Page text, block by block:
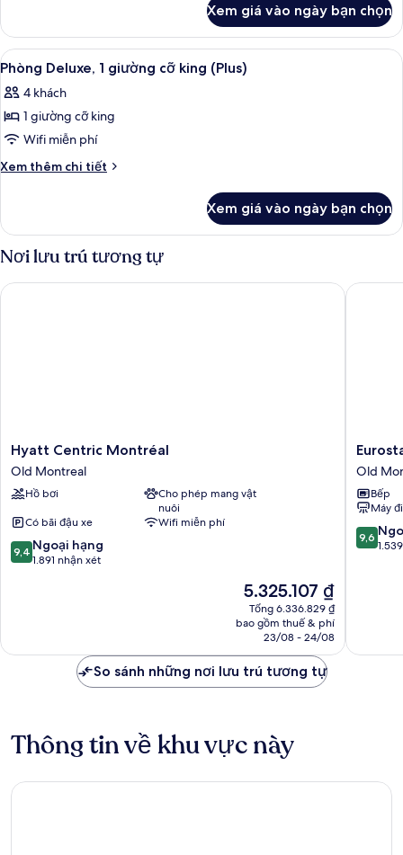
cỡ
king
Phòng
Deluxe,
1
giường
cỡ
king
Xem giá vào ngày bạn chọn
Xem
tất
cả
ảnh
Phòng
Deluxe,
cỡ
(Plus)
Phòng Deluxe, 1 giường cỡ king
6
Phòng Deluxe, 1 giường cỡ king (Plus)
4 khách
1 giường cỡ king
Wifi miễn phí
Xem thêm chi tiết
Chi
Phòng
Deluxe,
1
cỡ
Xem giá vào ngày bạn chọn
Nơi lưu trú tương tự
Hyatt
Centric
Montréal
Old
Hyatt Centric Montréal
Old Montreal
Hồ bơi
Cho phép mang vật
nuôi
Có bãi đậu xe
Wifi miễn phí
9.4
trên
xét
9,4 Ngoại hạng
1.891 nhận xét
Giá
hiện
tại
5.325.107 ₫
5.325.107 ₫
Tổng 6.336.829 ₫
bao gồm thuế & phí
23/08 - 24/08
Hyatt Centric Montréal
Old
Suites
&
Old
Old
Bếp
Máy
9.6
trên
9,6
So sánh những nơi lưu trú tương tự
Thông tin về khu vực này